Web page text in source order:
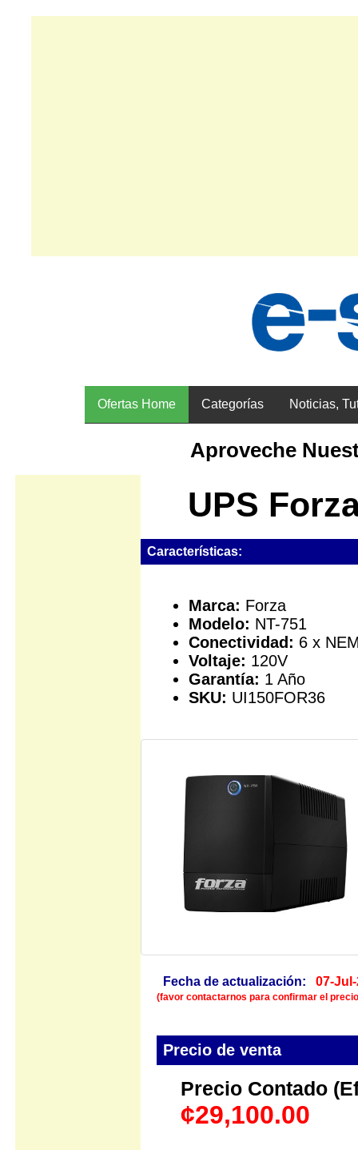
Ofertas Home Categorías Noticias,
Aproveche
UPS
Características:
Marca: Forza
Modelo: NT-751
Conectividad: 6 x
Voltaje: 120V
Garantía: 1 Año
SKU: UI150FOR36
Fecha de actualización: 07-
(favor contactarnos para confirmar el
Precio de venta
Precio Contado
¢29,100.00